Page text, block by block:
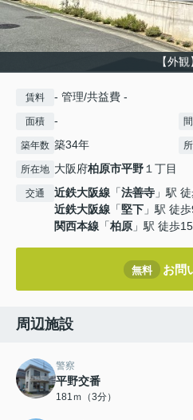
【外観
賃料 - 管理/共益費 -
面積 -
築年数 築34年
所在地 大阪府柏原市平野１丁目
交通 近鉄大阪線 「法善寺 」駅
近鉄大阪線 「堅下 」駅 徒
関西本線 「柏原 」駅 徒歩
無料 お問
周辺施設
警察
平野交番
181ｍ（3分）